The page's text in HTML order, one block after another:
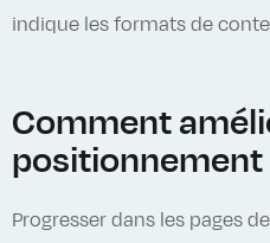
indique les formats de
Comment
positionnement
Progresser dans les pages